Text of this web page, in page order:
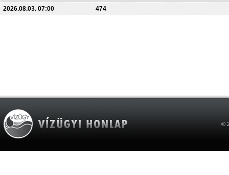
2026.08.03. 07:00
474
©